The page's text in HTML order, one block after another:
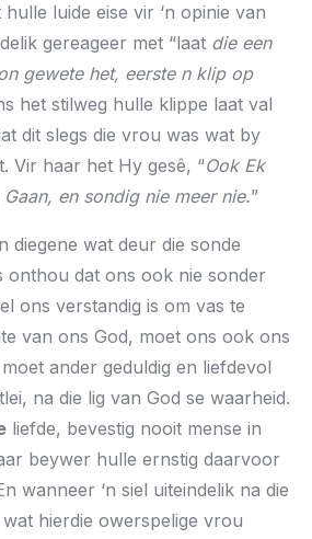
luide eise vir ‘n opinie van
gereageer met “laat die een
gewete het, eerste n klip op
het stilweg hulle klippe laat val
dit slegs die vrou was wat by
Vir haar het Hy gesê, “Ook Ek
en sondig nie meer nie.”
diegene wat deur die sonde
onthou dat ons ook nie sonder
ons verstandig is om vas te
van ons God, moet ons ook ons
ander geduldig en liefdevol
na die lig van God se waarheid.
liefde, bevestig nooit mense in
beywer hulle ernstig daarvoor
wanneer ‘n siel uiteindelik na die
hierdie owerspelige vrou